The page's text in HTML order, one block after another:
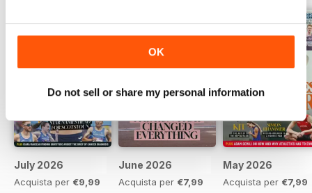
OK
Do not sell or share my personal information
July 2026
Acquista per €9,99
June 2026
Acquista per €7,99
May 2026
Acquista per €7,99